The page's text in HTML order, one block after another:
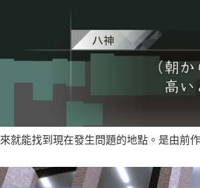
就能找到現在發生問題的地點。是由前